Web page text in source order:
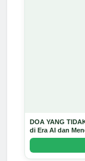
DOA YANG
di Era AI dan
Arda Dinata